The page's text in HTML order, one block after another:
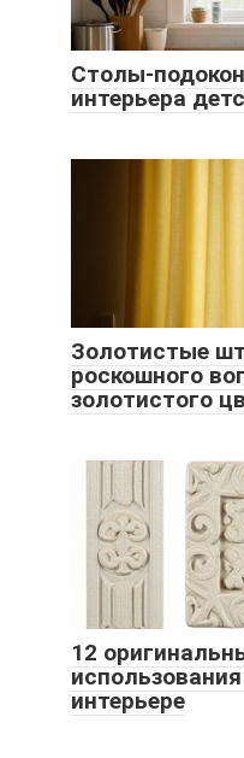
Столы-
интерьера
Золотистые
роскошного
золотистого
12
интерьере